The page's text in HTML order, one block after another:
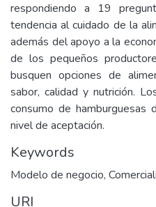
respondiendo a 19
tendencia al cuidado de la
además del apoyo a la
de los pequeños
busquen opciones de
sabor, calidad y nutrición.
consumo de
nivel de aceptación.
Keywords
Modelo de negocio,
URI